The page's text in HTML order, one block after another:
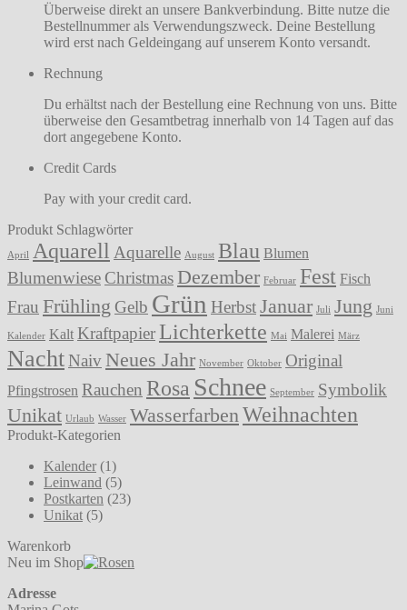
Überweise direkt an unsere Bankverbindung. Bitte nutze die
Bestellnummer als Verwendungszweck. Deine Bestellung
wird erst nach Geldeingang auf unserem Konto versandt.
Rechnung
Du erhältst nach der Bestellung eine Rechnung von uns. Bitte
überweise den Gesamtbetrag innerhalb von 14 Tagen auf das
dort angegebene Konto.
Credit Cards
Pay with your credit card.
Produkt Schlagwörter
April Aquarell Aquarelle August Blau Blumen
Blumenwiese ChristmasDezember Februar Fest Fisch
Frau Frühling Gelb Grün HerbstJanuar Juli Jung Juni
Kalender Kalt Kraftpapier Lichterkette Mai Malerei März
NachtNaivNeues Jahr November Oktober Original
Pfingstrosen Rauchen Rosa Schnee September Symbolik
Unikat Urlaub Wasser Wasserfarben Weihnachten
Produkt-Kategorien
Kalender (1)
Leinwand (5)
Postkarten (23)
Unikat (5)
Warenkorb
Neu im Shop
Adresse